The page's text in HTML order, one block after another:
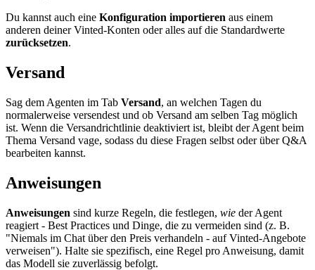
Du kannst auch eine Konfiguration importieren aus einem
anderen deiner Vinted-Konten oder alles auf die Standardwerte
zurücksetzen.
Versand
Sag dem Agenten im Tab Versand, an welchen Tagen du
normalerweise versendest und ob Versand am selben Tag möglich
ist. Wenn die Versandrichtlinie deaktiviert ist, bleibt der Agent beim
Thema Versand vage, sodass du diese Fragen selbst oder über Q&A
bearbeiten kannst.
Anweisungen
Anweisungen sind kurze Regeln, die festlegen, wie der Agent
reagiert - Best Practices und Dinge, die zu vermeiden sind (z. B.
"Niemals im Chat über den Preis verhandeln - auf Vinted-Angebote
verweisen"). Halte sie spezifisch, eine Regel pro Anweisung, damit
das Modell sie zuverlässig befolgt.